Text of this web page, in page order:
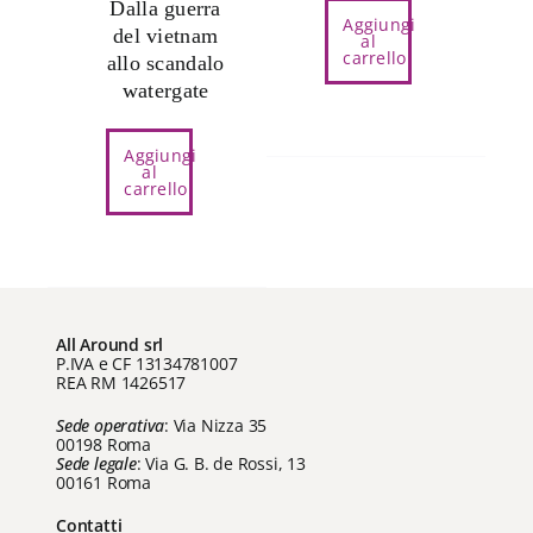
originale
era:
€ 16,00.
attuale
è:
€ 15,20.
Dalla guerra
del vietnam
allo scandalo
watergate
Aggiungi
al
carrello
era:
€ 15,00.
è:
Aggiungi
al
carrello
All Around srl
P.IVA e CF 13134781007
REA RM 1426517
Sede operativa: Via Nizza 35
00198 Roma
Sede legale: Via G. B. de Rossi, 13
00161 Roma
Contatti